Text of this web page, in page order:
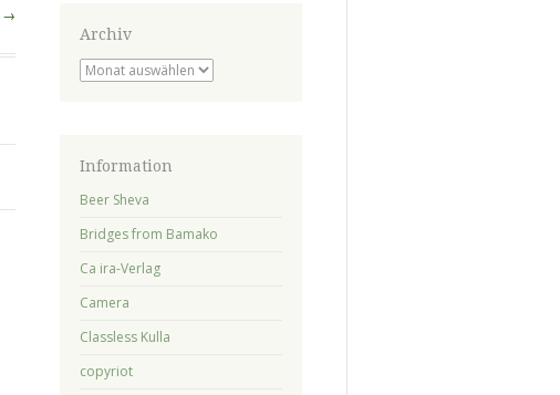
→
Archiv
Archiv
Information
Beer Sheva
Bridges from Bamako
Ca ira-Verlag
Camera
Classless Kulla
copyriot